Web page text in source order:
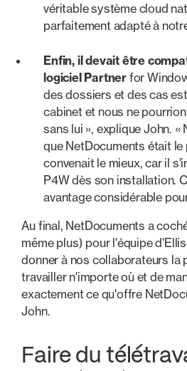
véritable système cloud
parfaitement adapté à
Enfin, il devait être
logiciel Partner for
des dossiers et des cas
cabinet et nous ne
sans lui », explique John. «
que NetDocuments était
convenait le mieux, car il
P4W dès son installation.
avantage considérable
Au final, NetDocuments a
même plus) pour l'équipe
donner à nos collaborateurs la
travailler n'importe où et de
exactement ce qu'offre
John.
Faire du